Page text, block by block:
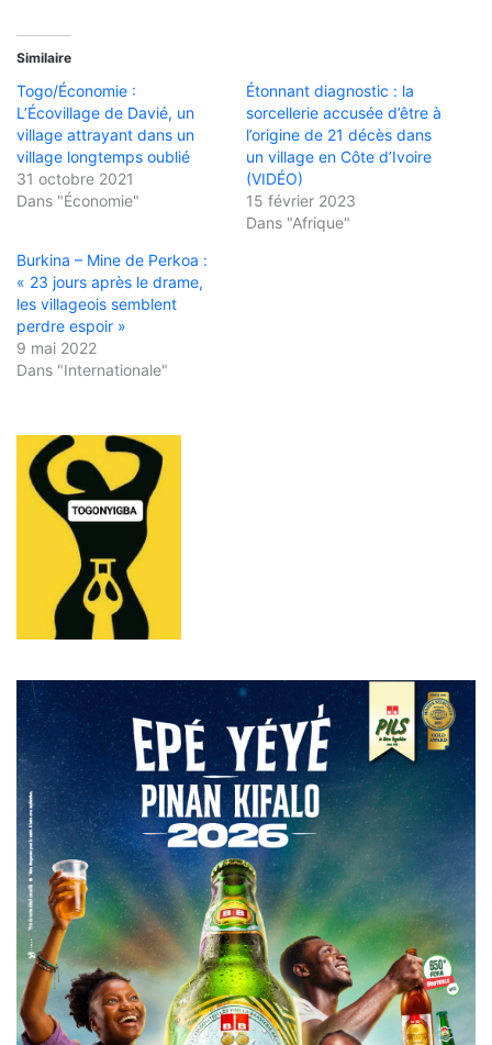
Similaire
Togo/Économie :
L’Écovillage de Davié, un
village attrayant dans un
village longtemps oublié
31 octobre 2021
Dans "Économie"
Étonnant diagnostic : la
sorcellerie accusée d’être à
l’origine de 21 décès dans
un village en Côte d’Ivoire
(VIDÉO)
15 février 2023
Dans "Afrique"
Burkina – Mine de Perkoa :
« 23 jours après le drame,
les villageois semblent
perdre espoir »
9 mai 2022
Dans "Internationale"